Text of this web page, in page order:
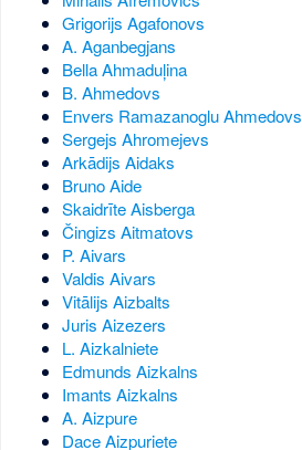
Grigorijs Agafonovs
A. Aganbegjans
Bella Ahmaduļina
B. Ahmedovs
Envers Ramazanoglu Ahmedovs
Sergejs Ahromejevs
Arkādijs Aidaks
Bruno Aide
Skaidrīte Aisberga
Čingizs Aitmatovs
P. Aivars
Valdis Aivars
Vitālijs Aizbalts
Juris Aizezers
L. Aizkalniete
Edmunds Aizkalns
Imants Aizkalns
A. Aizpure
Dace Aizpuriete